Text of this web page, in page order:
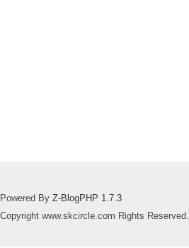
Powered By Z-BlogPHP 1.7.3
Copyright www.skcircle.com Rights Reserved.